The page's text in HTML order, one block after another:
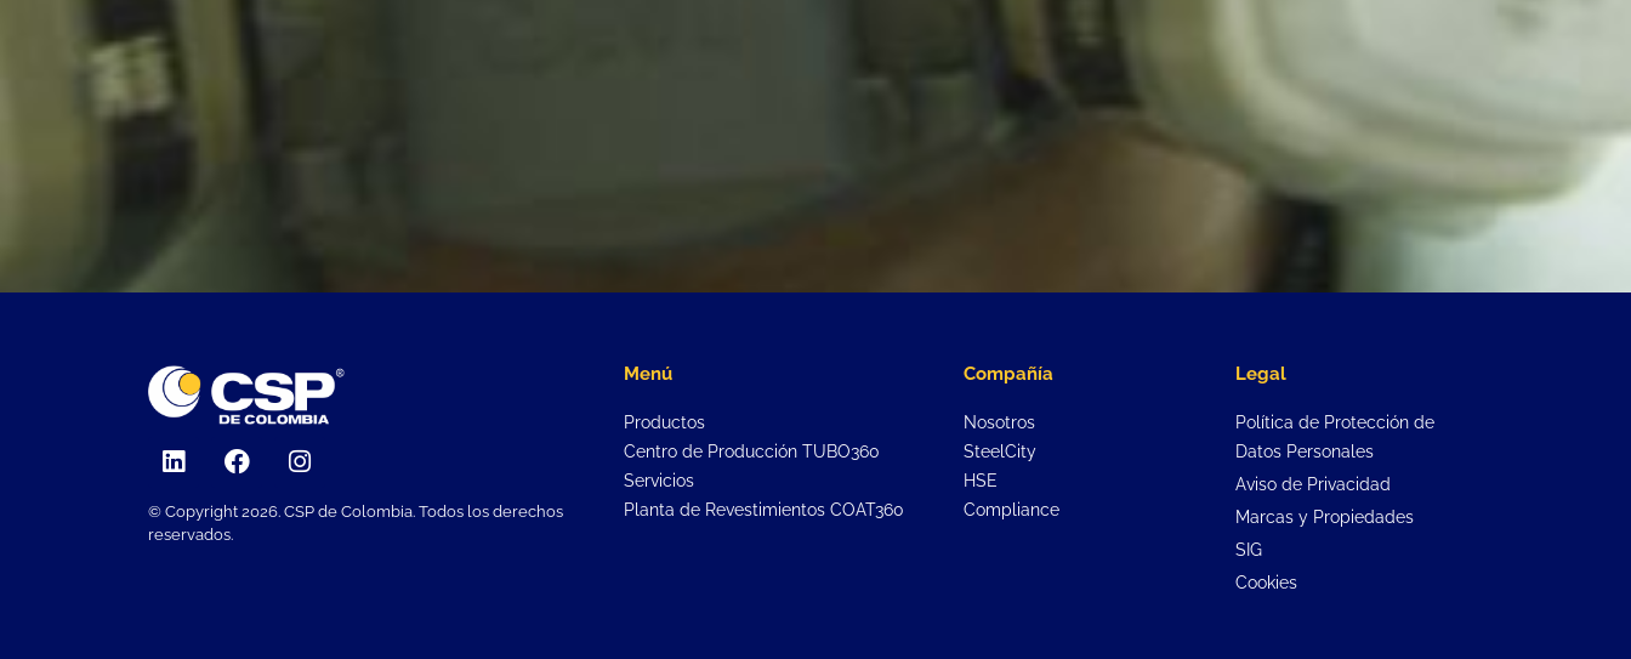
© Copyright 2026. CSP de Colombia. Todos los derechos
reservados.
Menú
Productos
Centro de Producción TUBO360
Servicios
Planta de Revestimientos COAT360
Compañía
Nosotros
SteelCity
HSE
Compliance
Legal
Política de Protección de
Datos Personales
Aviso de Privacidad
Marcas y Propiedades
SIG
Cookies